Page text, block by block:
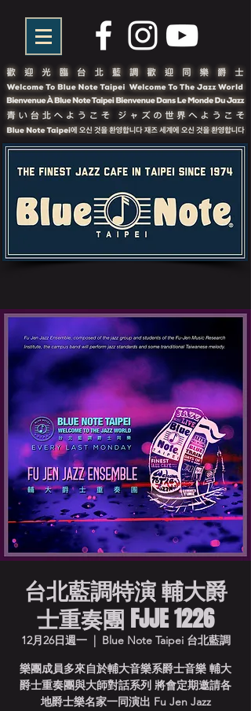
台北藍調特演 輔大爵
士重奏團 FJJE 1226
12月26日週一
  |
Blue Note Taipei 台北藍調
樂團成員多來自於輔大音樂系爵士音樂 輔大
爵士重奏團與大師對話系列 將會定期邀請各
地爵士樂名家一同演出 Fu Jen Jazz